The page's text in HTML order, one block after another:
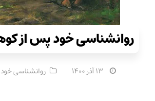
روانشناسی خود پس از
۱۳ آذر ۱۴۰۰ روانشناسی خود